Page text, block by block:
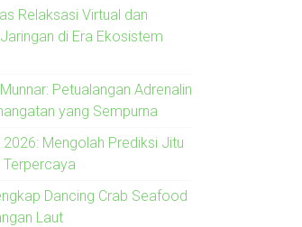
Relaksasi Virtual dan
di Era Ekosistem
Petualangan Adrenalin
yang Sempurna
Mengolah Prediksi Jitu
Dancing Crab Seafood
Laut